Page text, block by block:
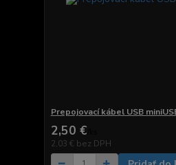
Prepojovací kábel USB
2,50 €
2,03 € bez DPH